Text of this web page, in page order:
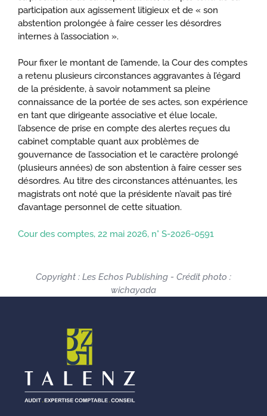
participation aux agissement litigieux et de « son
abstention prolongée à faire cesser les désordres
internes à l’association ».
Pour fixer le montant de l’amende, la Cour des comptes
a retenu plusieurs circonstances aggravantes à l’égard
de la présidente, à savoir notamment sa pleine
connaissance de la portée de ses actes, son expérience
en tant que dirigeante associative et élue locale,
l’absence de prise en compte des alertes reçues du
cabinet comptable quant aux problèmes de
gouvernance de l’association et le caractère prolongé
(plusieurs années) de son abstention à faire cesser ses
désordres. Au titre des circonstances atténuantes, les
magistrats ont noté que la présidente n’avait pas tiré
d’avantage personnel de cette situation.
Cour des comptes, 22 mai 2026, n° S-2026-0591
Copyright : Les Echos Publishing - Crédit photo :
wichayada